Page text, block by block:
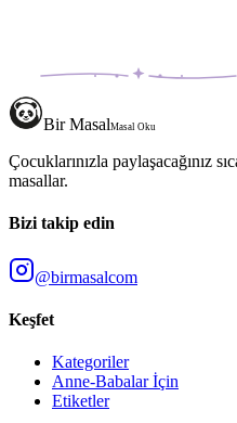
Bir MasalMasal Oku
Çocuklarınızla paylaşacağınız
masallar.
Bizi takip edin
@birmasalcom
Keşfet
Kategoriler
Anne-Babalar İçin
Etiketler